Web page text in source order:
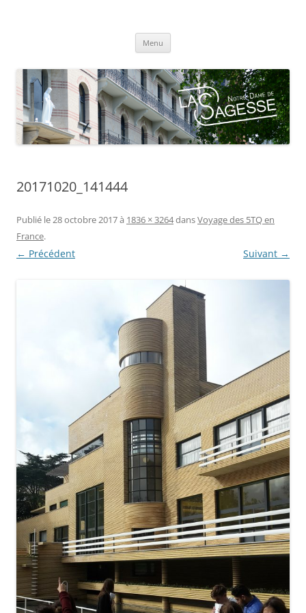
Sagesse
Menu
20171020_141444
Publié le28 octobre 2017à 1836 × 3264dansVoyage des 5TQ en
France.
← Précédent Suivant →